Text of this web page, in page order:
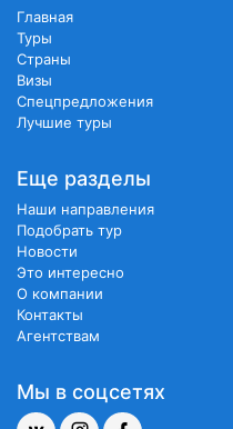
Главная
Туры
Страны
Визы
Спецпредложения
Лучшие туры
Еще разделы
Наши направления
Подобрать тур
Новости
Это интересно
О компании
Контакты
Агентствам
Мы в соцсетях